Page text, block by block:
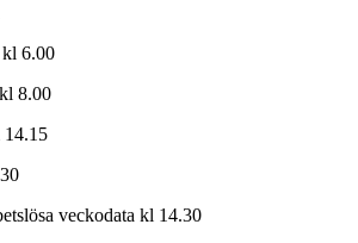
kl 6.00
8.00
14.15
veckodata kl 14.30